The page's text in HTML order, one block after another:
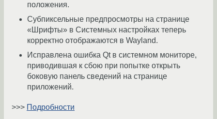
положения.
Субпиксельные предпросмотры на странице
«Шрифты» в Системных настройках теперь
корректно отображаются в Wayland.
Исправлена ​​ошибка Qt в системном мониторе,
приводившая к сбою при попытке открыть
боковую панель сведений на странице
приложений.
>>> Подробности